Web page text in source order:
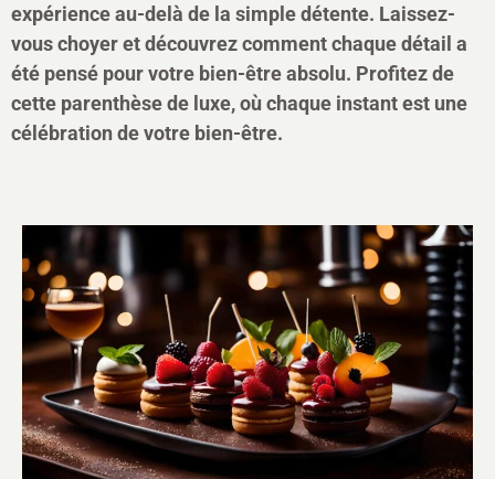
expérience au-delà de la simple détente. Laissez-
vous choyer et découvrez comment chaque détail a
été pensé pour votre bien-être absolu. Profitez de
cette parenthèse de luxe, où chaque instant est une
célébration de votre bien-être.